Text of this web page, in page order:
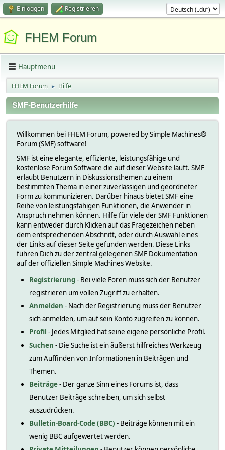
Einloggen Registrieren
FHEM Forum
Hauptmenü
FHEM Forum ► Hilfe
SMF-Benutzerhilfe
Willkommen bei FHEM Forum, powered by Simple Machines®
Forum (SMF) software!
SMF ist eine elegante, effiziente, leistungsfähige und
kostenlose Forum Software die auf dieser Website läuft. SMF
erlaubt Benutzern in Diskussionsthemen zu einem
bestimmten Thema in einer zuverlässigen und geordneter
Form zu kommunizieren. Darüber hinaus bietet SMF eine
Reihe von leistungsfähigen Funktionen, die Anwender in
Anspruch nehmen können. Hilfe für viele der SMF Funktionen
kann entweder durch Klicken auf das Fragezeichen neben
dem entsprechenden Abschnitt, oder durch Auswahl eines
der Links auf dieser Seite gefunden werden. Diese Links
führen Dich zu der zentral gelegenen SMF Dokumentation
auf der offiziellen Simple Machines Website.
Registrierung- Bei viele Foren muss sich der Benutzer
registrieren um vollen Zugriff zu erhalten.
Anmelden - Nach der Registrierung muss der Benutzer
sich anmelden, um auf sein Konto zugreifen zu können.
Profil - Jedes Mitglied hat seine eigene persönliche Profil.
Suchen - Die Suche ist ein äußerst hilfreiches Werkzeug
zum Auffinden von Informationen in Beiträgen und
Themen.
Beiträge- Der ganze Sinn eines Forums ist, dass
Benutzer Beiträge schreiben, um sich selbst
auszudrücken.
Bulletin-Board-Code (BBC) - Beiträge können mit ein
wenig BBC aufgewertet werden.